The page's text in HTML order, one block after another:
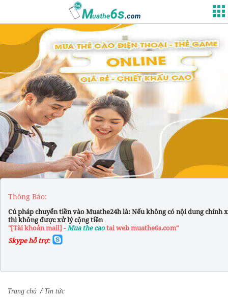
Thông Báo:
Cú pháp chuyển tiền vào Muathe24h là: Nếu không có nội dung chính
thì không được xử lý cộng tiền
"[Tài khoản mail] -Mua the caotai web muathe6s.com"
Skype hỗ trợ:
Trang chủ / Tin tức